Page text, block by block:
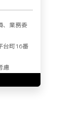
、業務委
台町16番
慮